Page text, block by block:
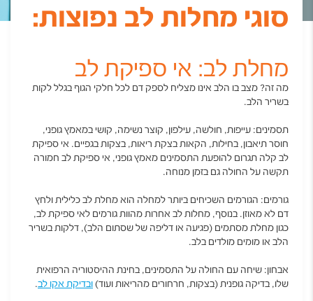
סוגי מחלות לב נפוצות:
מחלת לב: אי ספיקת לב
מה זה? מצב בו הלב אינו מצליח לספק דם לכל חלקי הגוף בגלל לקות
בשריר הלב.
תסמינים: עייפות, חולשה, עילפון, קוצר נשימה, קושי במאמץ גופני,
חוסר תיאבון, בחילות, הקאות בצקת ריאות, בצקות בגפיים. אי ספיקת
לב קלה תגרום להופעת התסמינים מאמץ גופני, אי ספיקת לב חמורה
תקשה על החולה גם בזמן מנוחה.
גורמים: הגורמים השכיחים ביותר למחלה הוא מחלת לב כלילית ולחץ
דם לא מאוזן. בנוסף, מחלות לב אחרות מהוות גורמים לאי ספיקת לב,
כגון מחלת מסתמים (פגיעה או דליפה של שסתום הלב), דלקות בשריר
הלב או מומים מולדים בלב.
אבחון: שיחה עם החולה על התסמינים, בחינת ההיסטוריה הרפואית
שלו, בדיקה גופנית (בצקות, חרחורים מהריאות ועוד)ובדיקת אקו לב.